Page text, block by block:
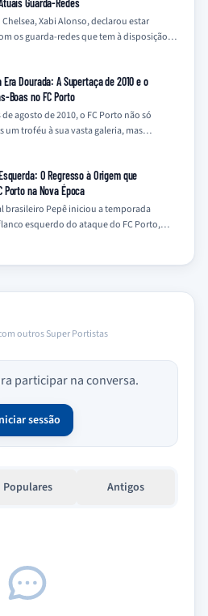
Guarda-Redes
Xabi Alonso, declarou estar
os guarda-redes que tem à disposição,
Robert Sánchez,…
Dourada: A Supertaça de 2010 e o
Boas no FC Porto
agosto de 2010, o FC Porto não só
um troféu à sua vasta galeria, mas
O Regresso à Origem que
Porto na Nova Época
brasileiro Pepê iniciou a temporada
esquerdo do ataque do FC Porto,
demonstra particular à-vontade,…
outros Super Portistas
participar na conversa.
sessão
Populares Antigos